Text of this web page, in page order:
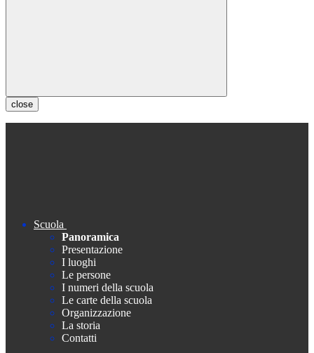
close
Scuola
Panoramica
Presentazione
I luoghi
Le persone
I numeri della scuola
Le carte della scuola
Organizzazione
La storia
Contatti